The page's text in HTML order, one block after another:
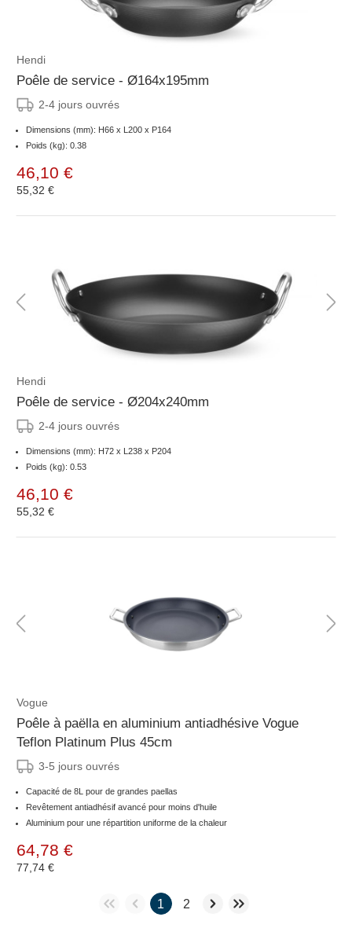
Hendi
Poêle de service - Ø164x195mm
2-4 jours ouvrés
Dimensions (mm): H66 x L200 x P164
Poids (kg): 0.38
46,10 €
55,32 €
Hendi
Poêle de service - Ø204x240mm
2-4 jours ouvrés
Dimensions (mm): H72 x L238 x P204
Poids (kg): 0.53
46,10 €
55,32 €
Vogue
Poêle à paëlla en aluminium antiadhésive Vogue
Teflon Platinum Plus 45cm
3-5 jours ouvrés
Capacité de 8L pour de grandes paellas
Revêtement antiadhésif avancé pour moins d'huile
Aluminium pour une répartition uniforme de la chaleur
64,78 €
77,74 €
1 2